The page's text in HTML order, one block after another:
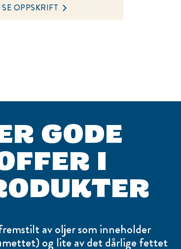
SE OPPSKRIFT
GODE
I
av oljer som inneholder
og lite av det dårlige fettet